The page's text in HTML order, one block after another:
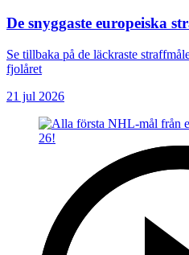
De snyggaste europeiska
Se tillbaka på de läckraste
fjolåret
21 jul 2026